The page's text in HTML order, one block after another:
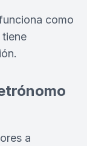
como
a